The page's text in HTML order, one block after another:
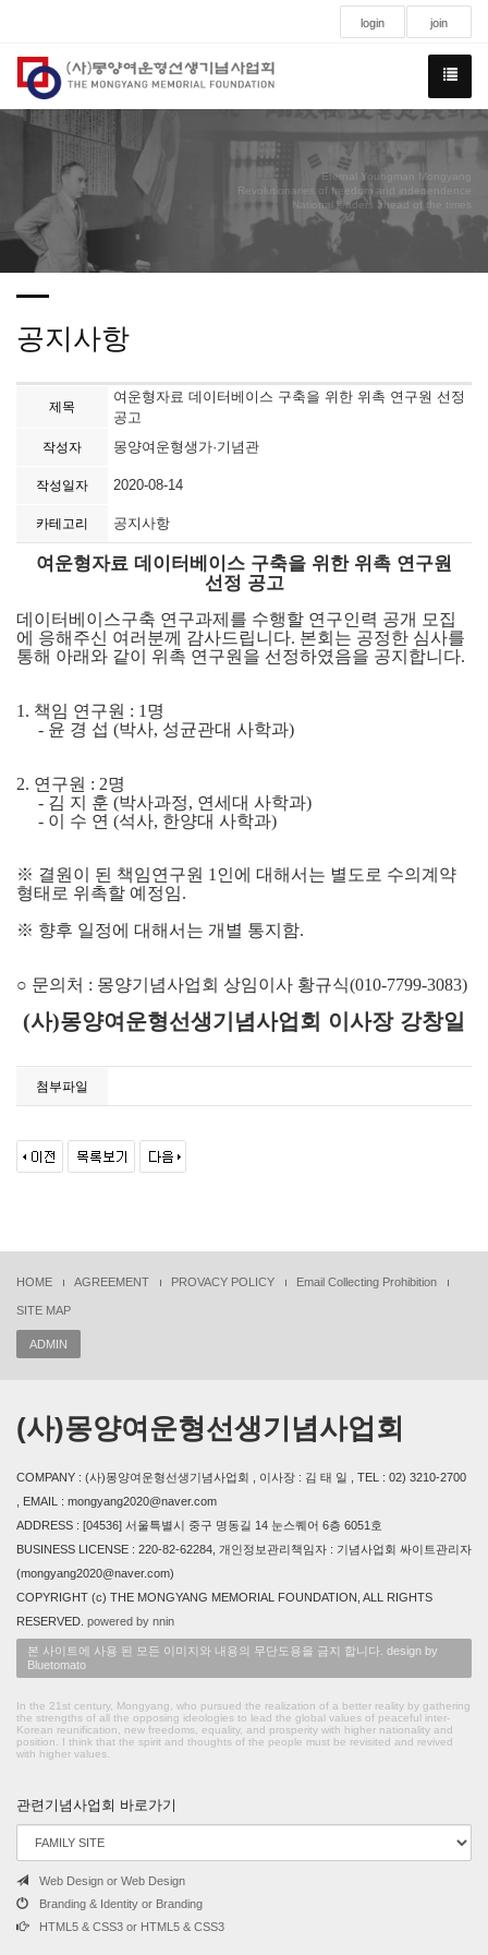
login join
Eternal Youngman Mongyang
Revolutionaries of freedom and independence
National leaders ahead of the times
공지사항
제목
여운형자료 데이터베이스 구축을 위한 위촉 연구원 선정
공고
작성자 몽양여운형생가·기념관
작성일자 2020-08-14
카테고리 공지사항
여운형자료 데이터베이스 구축을 위한 위촉 연구원
선정 공고
데이터베이스구축 연구과제를 수행할 연구인력 공개 모집
에 응해주신 여러분께 감사드립니다. 본회는 공정한 심사를
통해 아래와 같이 위촉 연구원을 선정하였음을 공지합니다.
1. 책임 연구원 : 1 명
- 윤 경 섭 (박사, 성균관대 사학과)
2. 연구원 : 2명
- 김 지 훈 (박사과정, 연세대 사학과)
- 이 수 연 (석사, 한양대 사학과)
※ 결원이 된 책임연구원 1 인에 대해서는 별도로 수의계약
형태로 위촉할 예정임.
※ 향후 일정에 대해서는 개별 통지함.
○ 문의처 : 몽양기념사업회 상임이사 황규식(010-7799-3083)
(사)몽양여운형선생기념사업회 이사장 강창일
첨부파일
HOME AGREEMENT PROVACY POLICY Email Collecting Prohibition
SITE MAP
ADMIN
(사)몽양여운형선생기념사업회
COMPANY : (사)몽양여운형선생기념사업회 , 이사장 : 김 태 일 , TEL : 02) 3210-2700
, EMAIL : mongyang2020@naver.com
ADDRESS : [04536] 서울특별시 중구 명동길 14 눈스퀘어 6층 6051호
BUSINESS LICENSE : 220-82-62284, 개인정보관리책임자 : 기념사업회 싸이트관리자
(mongyang2020@naver.com)
COPYRIGHT (c) THE MONGYANG MEMORIAL FOUNDATION, ALL RIGHTS
RESERVED. powered by nnin
본 사이트에 사용 된 모든 이미지와 내용의 무단도용을 금지 합니다. design by
Bluetomato
In the 21st century, Mongyang, who pursued the realization of a better reality by gathering
the strengths of all the opposing ideologies to lead the global values of peaceful inter-
Korean reunification, new freedoms, equality, and prosperity with higher nationality and
position. I think that the spirit and thoughts of the people must be revisited and revived
with higher values.
관련기념사업회 바로가기
Web Design or Web Design
Branding & Identity or Branding
HTML5 & CSS3 or HTML5 & CSS3